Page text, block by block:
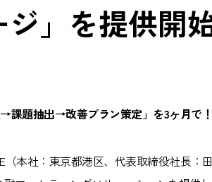
」を提供開
課題抽出→改善プラン策定」を3ヶ月で！
本社：東京都港区、代表取締役社長：